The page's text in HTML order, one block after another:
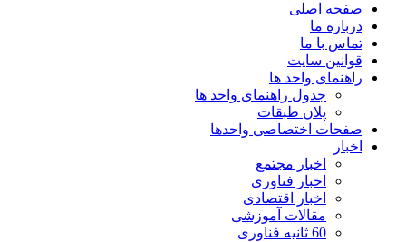
صفحه اصلی
درباره ما
تماس با ما
قوانین سایت
راهنمای واحد ها
جدول راهنمای واحد ها
پلان طبقات
صفحات اختصاصی واحدها
اخبار
اخبار مجتمع
اخبار فناوری
اخبار اقتصادی
مقالات آموزشی
60 ثانیه فناوری